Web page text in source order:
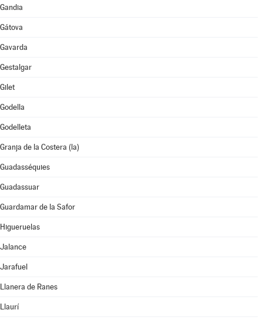
Gandia
Gátova
Gavarda
Gestalgar
Gilet
Godella
Godelleta
Granja de la Costera (la)
Guadasséquies
Guadassuar
Guardamar de la Safor
Higueruelas
Jalance
Jarafuel
Llanera de Ranes
Llaurí